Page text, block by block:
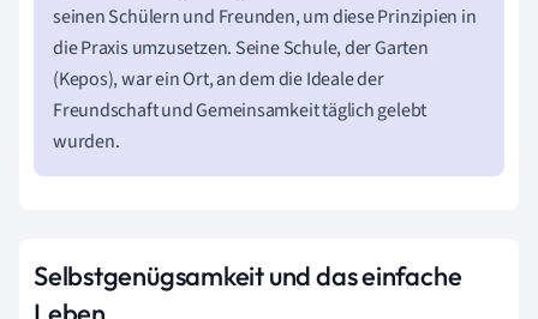
seinen Schülern und Freunden, um diese Prinzipien in
die Praxis umzusetzen. Seine Schule, der Garten
(Kepos), war ein Ort, an dem die Ideale der
Freundschaft und Gemeinsamkeit täglich gelebt
wurden.
Selbstgenügsamkeit und das einfache